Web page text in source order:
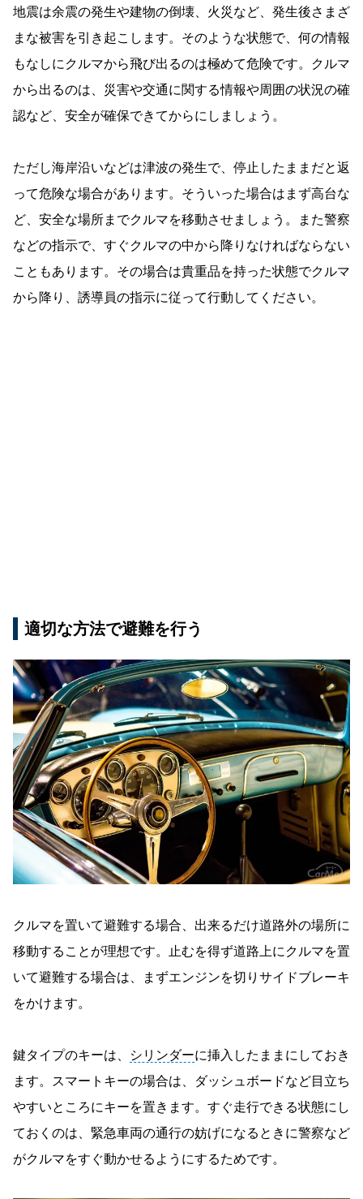
地震は余震の発生や建物の倒壊、火災など、発生後さまざ
まな被害を引き起こします。そのような状態で、何の情報
もなしにクルマから飛び出るのは極めて危険です。クルマ
から出るのは、災害や交通に関する情報や周囲の状況の確
認など、安全が確保できてからにしましょう。
ただし海岸沿いなどは津波の発生で、停止したままだと返
って危険な場合があります。そういった場合はまず高台な
ど、安全な場所までクルマを移動させましょう。また警察
などの指示で、すぐクルマの中から降りなければならない
こともあります。その場合は貴重品を持った状態でクルマ
から降り、誘導員の指示に従って行動してください。
適切な方法で避難を行う
クルマを置いて避難する場合、出来るだけ道路外の場所に
移動することが理想です。止むを得ず道路上にクルマを置
いて避難する場合は、まずエンジンを切りサイドブレーキ
をかけます。
鍵タイプのキーは、 シリンダーに挿入したままにしておき
ます。スマートキーの場合は、ダッシュボードなど目立ち
やすいところにキーを置きます。すぐ走行できる状態にし
ておくのは、緊急車両の通行の妨げになるときに警察など
がクルマをすぐ動かせるようにするためです。